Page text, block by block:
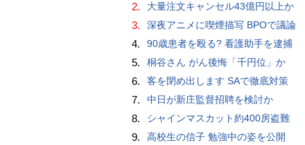
2. 大量注文キャンセル43億円以上か
3. 深夜アニメに喫煙描写 BPOで議論
4. 90歳患者を殴る? 看護助手を逮捕
5. 桐谷さん がん後悔「千円位」か
6. 客を閉め出します SAで徹底対策
7. 中日が新庄監督招聘を検討か
8. シャインマスカット約400房盗難
9. 高校生の信子 勉強中の姿を公開